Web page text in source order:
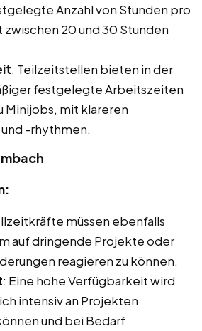
Anzahl von Stunden pro
20 und 30 Stunden
: Teilzeitstellen bieten in der
festgelegte Arbeitszeiten
Minijobs, mit klareren
-rhythmen.
müssen ebenfalls
auf dringende Projekte oder
reagieren zu können.
: Eine hohe Verfügbarkeit wird
intensiv an Projekten
und bei Bedarf